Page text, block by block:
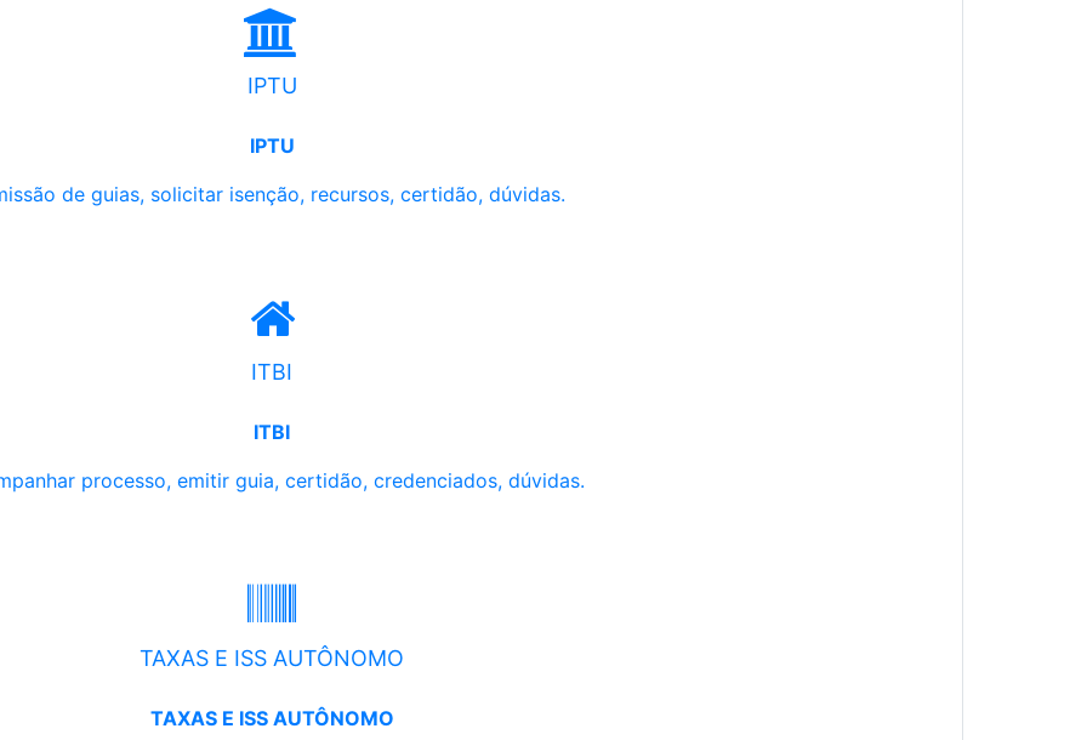
IPTU
IPTU
de guias, solicitar isenção, recursos, certidão, dúvidas.
ITBI
ITBI
processo, emitir guia, certidão, credenciados, dúvidas.
TAXAS E ISS AUTÔNOMO
TAXAS E ISS AUTÔNOMO